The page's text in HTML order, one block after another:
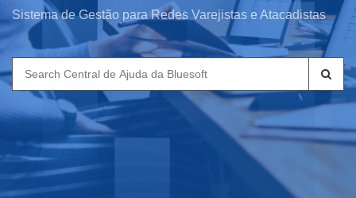
Sistema de Gestão para Redes Varejistas e Atacadistas
Search
for: